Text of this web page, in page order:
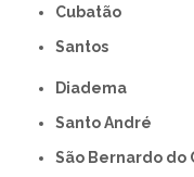
Cubatão
Santos
Diadema
Santo André
São Bernardo do